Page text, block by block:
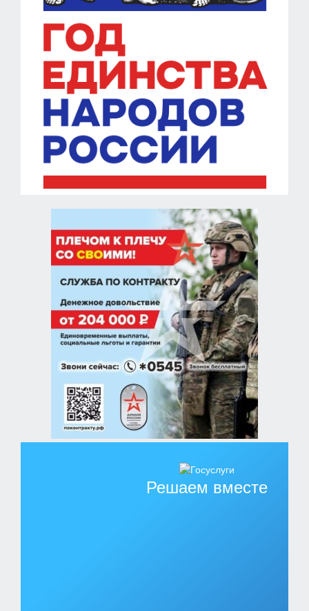
Решаем вместе